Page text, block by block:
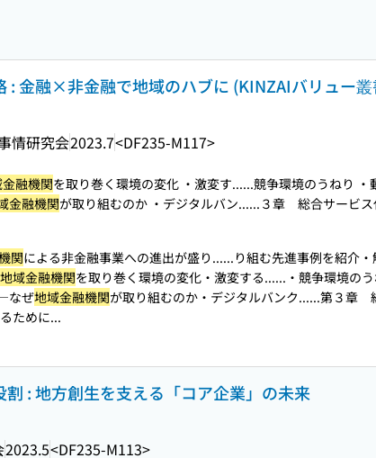
: 金融×非金融で地域のハブに (KINZAIバリュー叢
情研究会2023.7<DF235-M117>
融機関を取り巻く環境の変化 ・激変す......競争環境のうねり ・
金融機関が取り組むのか ・デジタルバン......３章 総合サービス
関による非金融事業への進出が盛り......り組む先進事例を紹介・
地域金融機関を取り巻く環境の変化・激変する......・競争環境の
なぜ地域金融機関が取り組むのか・デジタルバンク......第３章
ために...
割 : 地方創生を支える「コア企業」の未来
2023.5<DF235-M113>